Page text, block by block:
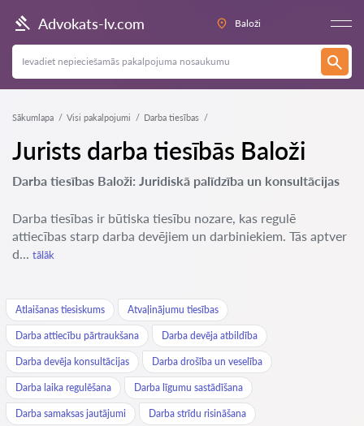
Advokats-lv.com Baloži
Sākumlapa Visi pakalpojumi Darba tiesības
Jurists darba tiesībās Baloži
Darba tiesības Baloži: Juridiskā palīdzība un konsultācijas
Darba tiesības ir būtiska tiesību nozare, kas regulē
attiecības starp darba devējiem un darbiniekiem. Tās aptver
d... tālāk
Atlaišanas tiesiskums Atvaļinājumu tiesības
Darba attiecību pārtraukšana Darba devēja atbildība
Darba devēja konsultācijas Darba drošība un veselība
Darba laika regulēšana Darba līgumu sastādīšana
Darba samaksas jautājumi Darba strīdu risināšana